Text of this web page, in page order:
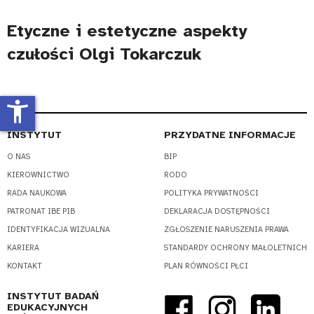
Etyczne i estetyczne aspekty
czułości Olgi Tokarczuk
INSTYTUT
O NAS
KIEROWNICTWO
RADA NAUKOWA
PATRONAT IBE PIB
IDENTYFIKACJA WIZUALNA
KARIERA
KONTAKT
PRZYDATNE INFORMACJE
BIP
RODO
POLITYKA PRYWATNOŚCI
DEKLARACJA DOSTĘPNOŚCI
ZGŁOSZENIE NARUSZENIA PRAWA
STANDARDY OCHRONY MAŁOLETNICH
PLAN RÓWNOŚCI PŁCI
INSTYTUT BADAŃ
EDUKACYJNYCH
accessibility_new